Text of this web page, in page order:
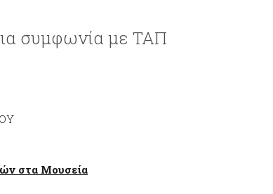
συμφωνία με ΤΑΠ
στα Μουσεία